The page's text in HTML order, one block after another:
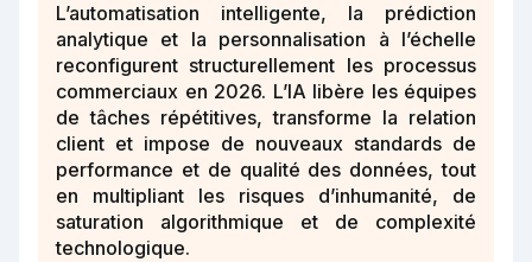
L’automatisation intelligente, la prédiction
analytique et la personnalisation à l’échelle
reconfigurent structurellement les processus
commerciaux en 2026. L’IA libère les équipes
de tâches répétitives, transforme la relation
client et impose de nouveaux standards de
performance et de qualité des données, tout
en multipliant les risques d’inhumanité, de
saturation algorithmique et de complexité
technologique.